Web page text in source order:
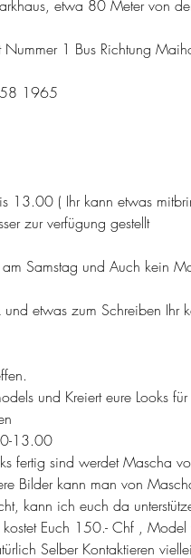
etwa 80 Meter von
Nummer 1 Bus Richtung
1965
13.00 ( Ihr kann etwas
zur verfügung gestellt
Samstag und Auch kein
etwas zum Schreiben Ihr
und Kreiert eure Looks
13.00
fertig sind werdet Mascha
Bilder kann man von
kann ich euch da
Euch 150.- Chf , Model
Selber Kontaktieren